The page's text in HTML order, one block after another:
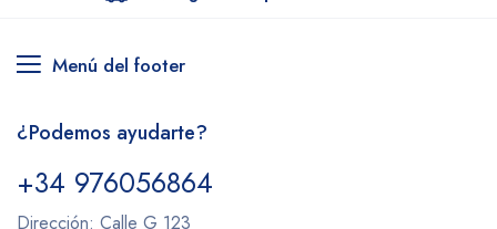
Menú del footer
¿Podemos ayudarte?
+34 976056864
Dirección: Calle G 123